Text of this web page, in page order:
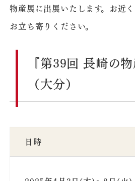
物産展に出展いたします。お近
お立ち寄りください。
『第39回 長崎の
（大分）
日時